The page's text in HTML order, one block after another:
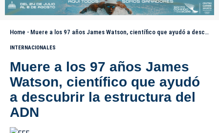
Home - Muere a los 97 años James Watson, científico que ayudó a descubrir la estructura del ADN
INTERNACIONALES
Muere a los 97 años James
Watson, científico que ayudó
a descubrir la estructura del
ADN